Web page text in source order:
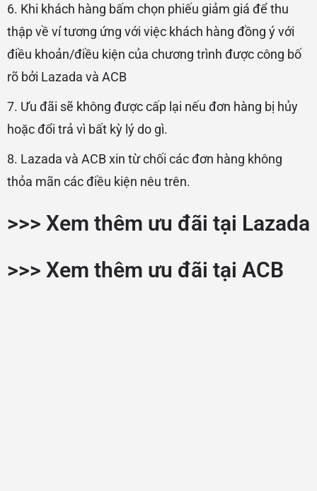
6. Khi khách hàng bấm chọn phiếu giảm giá để thu
thập về ví tương ứng với việc khách hàng đồng ý với
điều khoản/điều kiện của chương trình được công bố
rõ bởi Lazada và ACB
7. Ưu đãi sẽ không được cấp lại nếu đơn hàng bị hủy
hoặc đổi trả vì bất kỳ lý do gì.
8. Lazada và ACB xin từ chối các đơn hàng không
thỏa mãn các điều kiện nêu trên.
>>> Xem thêm ưu đãi tại Lazada
>>> Xem thêm ưu đãi tại ACB